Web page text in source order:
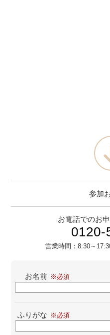
参加
お電話でのお
0120-
営業時間： 8:30～
お名前
ふりがな